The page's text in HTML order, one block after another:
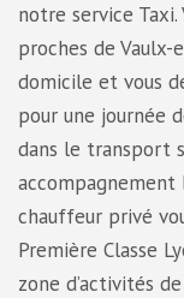
notre service
proches de Vaulx-
domicile et vous
pour une journée
dans le transport
chauffeur privé
Première Classe
zone d’activités